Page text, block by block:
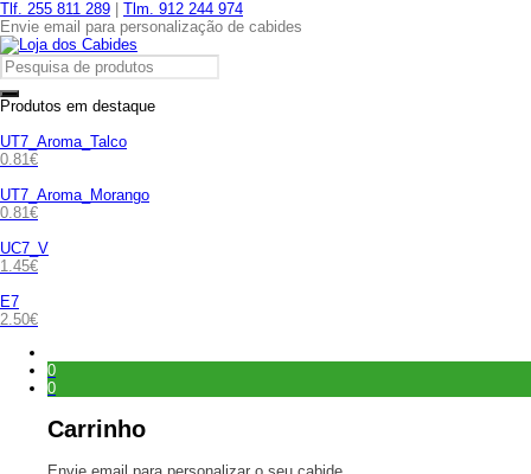
Tlf. 255 811 289
Tlm. 912 244 974
Envie email para personalização de cabides
Produtos em destaque
UT7_Aroma_Talco
0.81€
UT7_Aroma_Morango
0.81€
UC7_V
1.45€
E7
2.50€
0
0
Carrinho